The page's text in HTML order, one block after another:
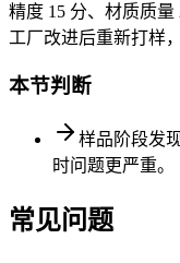
精度 15 分、材质质量
工厂改进后重新打样
本节判断
样品阶段发
时问题更严重。
常见问题